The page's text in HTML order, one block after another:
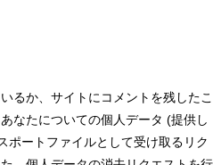
るか、サイトにコメントを残したこ
なたについての個人データ (提供し
ポートファイルとして受け取るリク